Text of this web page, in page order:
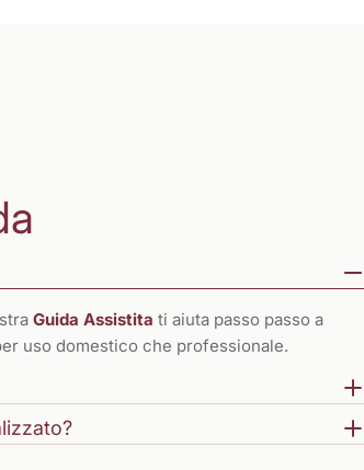
Guida Assistita ti aiuta passo passo a
uso domestico che professionale.